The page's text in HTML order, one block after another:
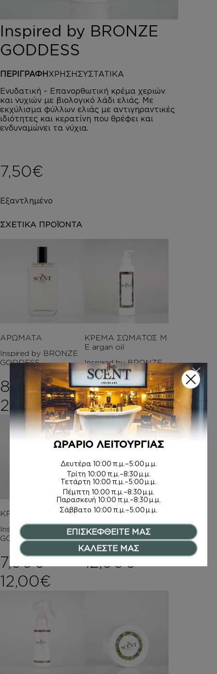
HOROMIA
SPECIAL OFFERS
ΚΑΛΑΘΙ
Inspired by BRONZE
GODDESS
ΠΕΡΙΓΡΑΦΗ ΧΡΗΣΗ ΣΥΣΤΑΤΙΚΑ
Ενυδατική – Επανορθωτική κρέμα χεριών
και νυχιών με βιολογικό λάδι ελιάς. Με
εκχύλισμα φύλλων ελιάς με αντιγηραντικές
ιδιότητες και κερατίνη που θρέφει και
ενδυναμώνει τα νύχια.
7,50€
Εξαντλημένο
ΣΧΕΤΙΚΑ ΠΡΟΪΟΝΤΑ
ΑΡΩΜΑΤΑ
Inspired by BRONZE
GODDESS
8,00€ –
20,00€Price range: 8,00€
ΚΡΕΜΑ ΣΩΜΑΤΟΣ Μ
Ε argan oil
Inspired by BRONZE
GODDESS
14,00€
ΚΡΕΜΕΣ ΣΩΜΑΤΟΣ
Inspired by BRONZE
GODDESS
7,00€ –
12,00€
BODY MIST
Inspired by BRONZE
GODDESS
12,00€
ΩΡΑΡΙΟ ΛΕΙΤΟΥΡΓΙΑΣ
Δευτέρα 10:00 π.μ.–5:00 μ.μ.
Τρίτη 10:00 π.μ.–8:30 μ.μ.
Τετάρτη 10:00 π.μ.–5:00 μ.μ.
Πέμπτη 10:00 π.μ.–8:30 μ.μ.
Παρασκευή 10:00 π.μ.–8:30 μ.μ.
Σάββατο 10:00 π.μ.–5:00 μ.μ.
ΕΠΙΣΚΕΦΘΕΙΤΕ ΜΑΣ
ΚΑΛΕΣΤΕ ΜΑΣ